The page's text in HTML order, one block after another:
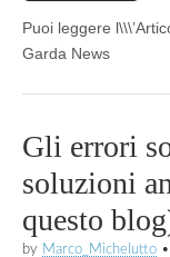
Puoi leggere
Garda News
Gli errori
soluzioni
questo
by Marco_Michelutto •